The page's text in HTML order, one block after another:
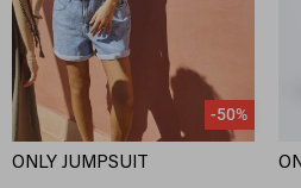
-50%
ONLY JUMPSUIT